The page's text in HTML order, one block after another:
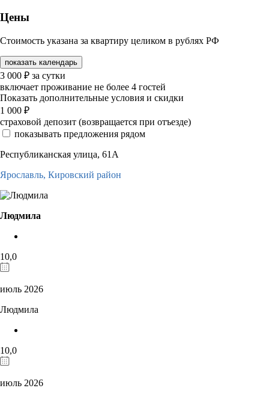
Цены
Стоимость указана за квартиру целиком в рублях РФ
показать календарь
3 000 ₽ за сутки
включает проживание не более 4 гостей
Показать дополнительные условия и скидки
1 000 ₽
страховой депозит (возвращается при отъезде)
показывать предложения рядом
Республиканская улица, 61А
Ярославль, Кировский район
Людмила
10,0
июль 2026
Людмила
10,0
июль 2026